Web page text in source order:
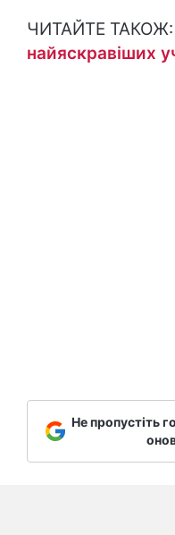
ЧИТАЙТЕ ТАКОЖ:
найяскравіших
Не пропустіть